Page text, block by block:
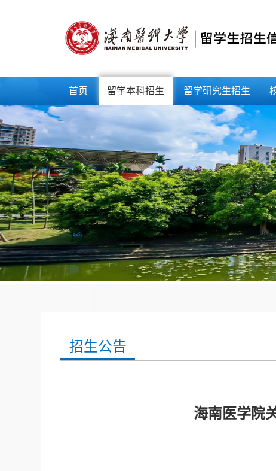
首页 留学本科招生 留学研究生招生
招生公告
海南医学院